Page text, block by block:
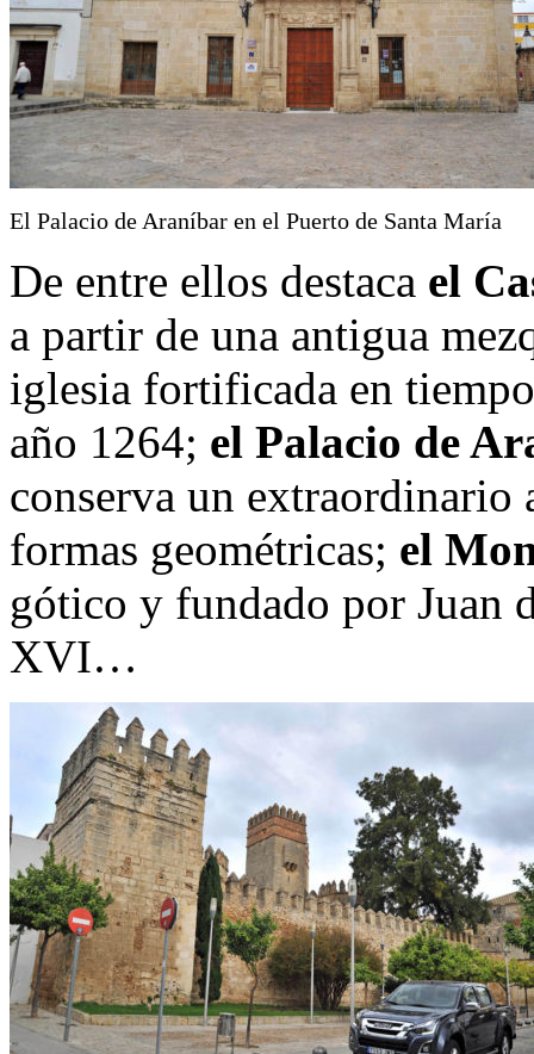
El Palacio de Araníbar en el Puerto de Santa María
De entre ellos destaca el
a partir de una antigua
iglesia fortificada en
año 1264; el Palacio de
conserva un extraordinario
formas geométricas; el
gótico y fundado por Juan
XVI…